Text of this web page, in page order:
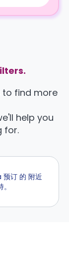
to find more
help you
for.
预订 的 附近